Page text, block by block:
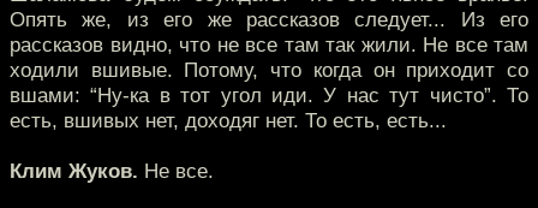
Опять же, из его же рассказов следует... Из его
рассказов видно, что не все там так жили. Не все там
ходили вшивые. Потому, что когда он приходит со
вшами: “Ну-ка в тот угол иди. У нас тут чисто”. То
есть, вшивых нет, доходяг нет. То есть, есть...
Клим Жуков. Не все.